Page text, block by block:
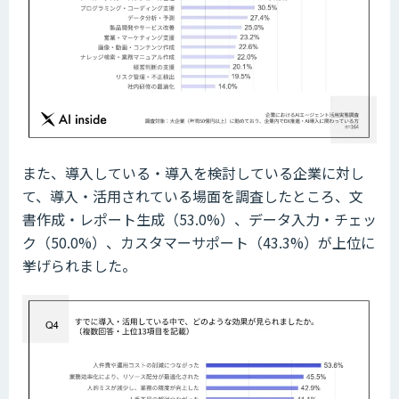
また、導入している・導入を検討している企業に対し
て、導入・活用されている場面を調査したところ、文
書作成・レポート生成（53.0%）、データ入力・チェッ
ク（50.0%）、カスタマーサポート（43.3%）が上位に
挙げられました。